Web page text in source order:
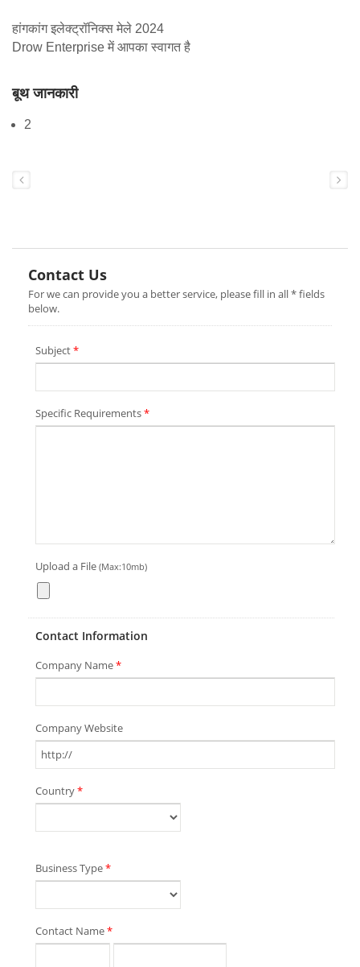
हांगकांग इलेक्ट्रॉनिक्स मेले 2024
Drow Enterprise में आपका स्वागत है
बूथ जानकारी
2